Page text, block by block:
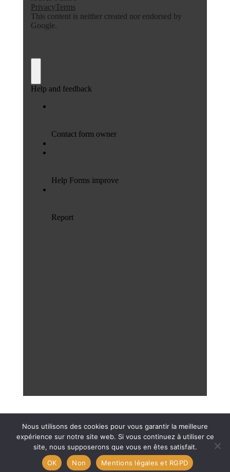
Crédits Aventure Intemporelle Escape Game -
Mentions légales et RGDP-C.G.V.
Nous utilisons des cookies pour vous garantir la meilleure
expérience sur notre site web. Si vous continuez à utiliser ce
site, nous supposerons que vous en êtes satisfait.
OK
Non Mentions légales et RGPD